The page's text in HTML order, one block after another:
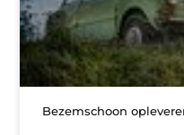
Bezemschoon